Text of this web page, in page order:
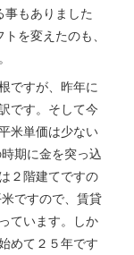
もありました
を変えたのも、
ですが、昨年に
です。そして今
米単価は少ない
期に金を突っ込
２階建てですの
ですので、賃貸
ています。しか
めて２５年です